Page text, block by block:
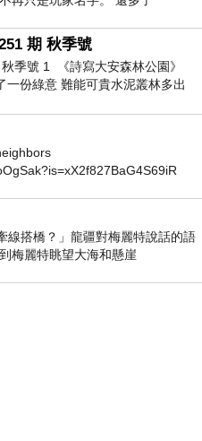
期 秋季號
季號 1 《詩寫大安森林公園》
一份綠意 難能可貴水泥叢林多出
線搭橋？」龍疆對梅麗特說話的語
梅麗特眺望大海和懸崖